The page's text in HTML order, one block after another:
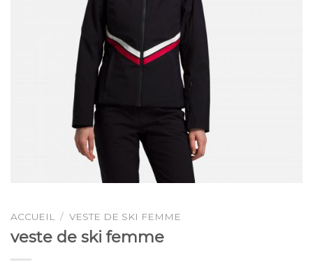
ACCUEIL / VESTE DE SKI FEMME
veste de ski femme